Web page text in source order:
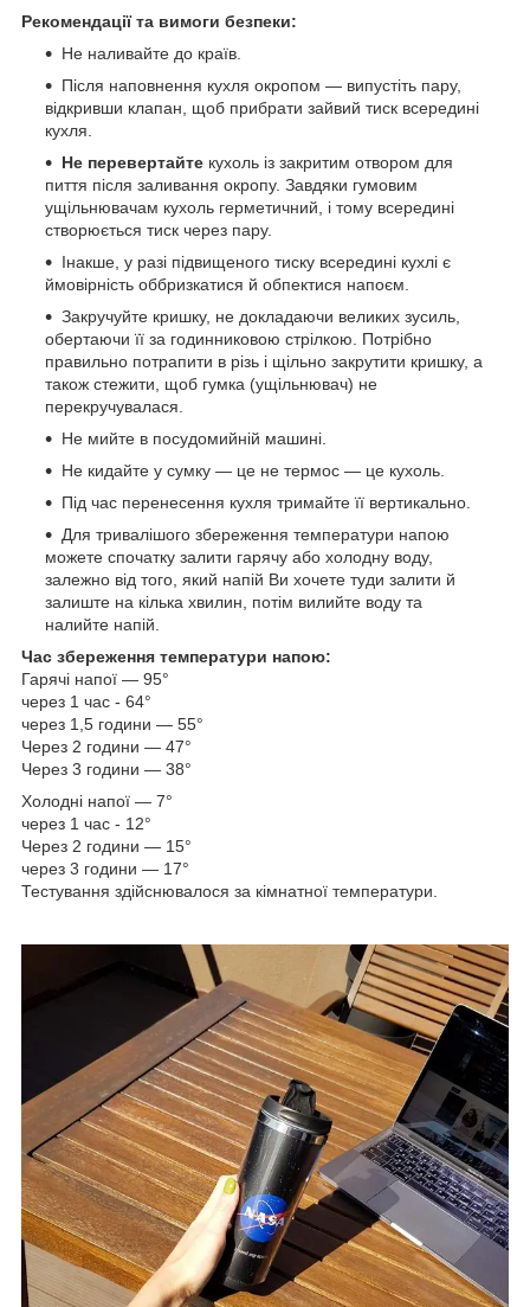
Рекомендації та вимоги безпеки:
Не наливайте до країв.
Після наповнення кухля окропом — випустіть пару,
відкривши клапан, щоб прибрати зайвий тиск всередині
кухля.
Не перевертайте кухоль із закритим отвором для
пиття після заливання окропу. Завдяки гумовим
ущільнювачам кухоль герметичний, і тому всередині
створюється тиск через пару.
Інакше, у разі підвищеного тиску всередині кухлі є
ймовірність оббризкатися й обпектися напоєм.
Закручуйте кришку, не докладаючи великих зусиль,
обертаючи її за годинниковою стрілкою. Потрібно
правильно потрапити в різь і щільно закрутити кришку, а
також стежити, щоб гумка (ущільнювач) не
перекручувалася.
Не мийте в посудомийній машині.
Не кидайте у сумку — це не термос — це кухоль.
Під час перенесення кухля тримайте її вертикально.
Для тривалішого збереження температури напою
можете спочатку залити гарячу або холодну воду,
залежно від того, який напій Ви хочете туди залити й
залиште на кілька хвилин, потім вилийте воду та
налийте напій.
Час збереження температури напою:
Гарячі напої — 95°
через 1 час - 64°
через 1,5 години — 55°
Через 2 години — 47°
Через 3 години — 38°
Холодні напої — 7°
через 1 час - 12°
Через 2 години — 15°
через 3 години — 17°
Тестування здійснювалося за кімнатної температури.